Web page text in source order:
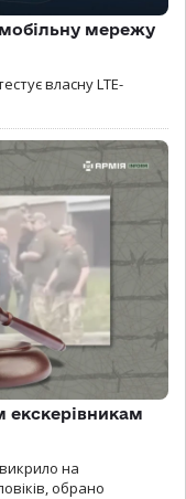
мережу
власну LTE-
екскерівникам
на
обрано